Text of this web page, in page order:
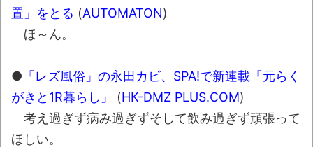
置」をとる (AUTOMATON)
ほ～ん。
● 「レズ風俗」の永田カビ、SPA!で新連載「元らく
がきと1R暮らし」
(HK-DMZ PLUS.COM)
考え過ぎず病み過ぎずそして飲み過ぎず頑張って
ほしい。